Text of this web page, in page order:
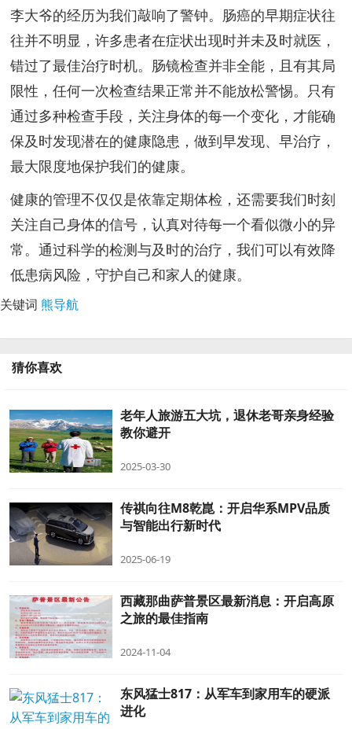
李大爷的经历为我们敲响了警钟。肠癌的早期症状往
往并不明显，许多患者在症状出现时并未及时就医，
错过了最佳治疗时机。肠镜检查并非全能，且有其局
限性，任何一次检查结果正常并不能放松警惕。只有
通过多种检查手段，关注身体的每一个变化，才能确
保及时发现潜在的健康隐患，做到早发现、早治疗，
最大限度地保护我们的健康。
健康的管理不仅仅是依靠定期体检，还需要我们时刻
关注自己身体的信号，认真对待每一个看似微小的异
常。通过科学的检测与及时的治疗，我们可以有效降
低患病风险，守护自己和家人的健康。
关键词 熊导航
猜你喜欢
老年人旅游五大坑，退休老哥亲身经验
教你避开
2025-03-30
传祺向往M8乾崑：开启华系MPV品质
与智能出行新时代
2025-06-19
西藏那曲萨普景区最新消息：开启高原
之旅的最佳指南
2024-11-04
东风猛士817：从军车到家用车的硬派
进化